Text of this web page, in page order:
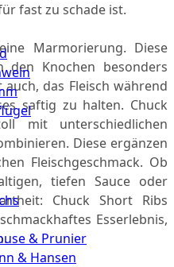
& Prunier
& Hansen
fast zu schade ist.
Marmorierung. Diese
den Knochen besonders
das Fleisch während
saftig zu halten. Chuck
mit unterschiedlichen
Diese ergänzen
Fleischgeschmack. Ob
tiefen Sauce oder
Chuck Short Ribs
Esserlebnis,